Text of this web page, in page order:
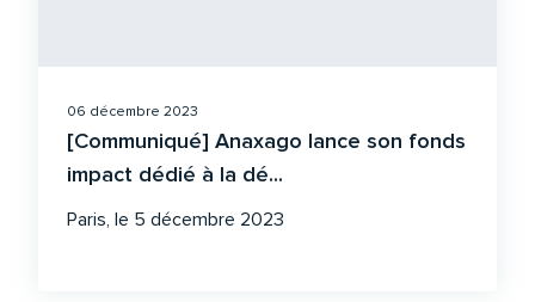
06 décembre 2023
[Communiqué] Anaxago lance son fonds
impact dédié à la dé...
Paris, le 5 décembre 2023